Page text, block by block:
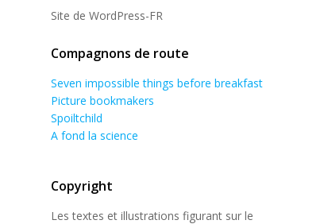
Site de WordPress-FR
Compagnons de route
Seven impossible things before breakfast
Picture bookmakers
Spoiltchild
A fond la science
Copyright
Les textes et illustrations figurant sur le